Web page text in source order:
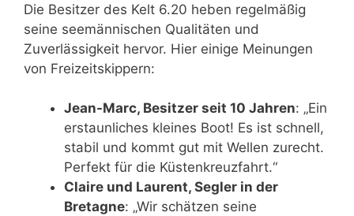
Die Besitzer des Kelt 6.20 heben regelmäßig
seine seemännischen Qualitäten und
Zuverlässigkeit hervor. Hier einige Meinungen
von Freizeitskippern:
Jean-Marc, Besitzer seit 10 Jahren: „Ein
erstaunliches kleines Boot! Es ist schnell,
stabil und kommt gut mit Wellen zurecht.
Perfekt für die Küstenkreuzfahrt.“
Claire und Laurent, Segler in der
Bretagne: „Wir schätzen seine